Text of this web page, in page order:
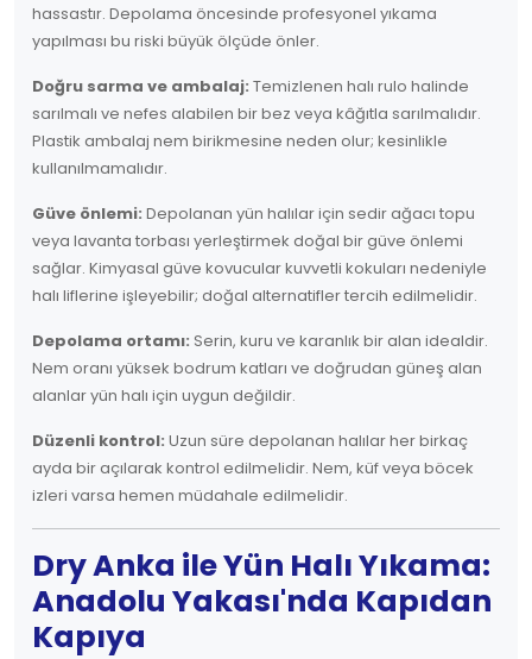
hassastır. Depolama öncesinde profesyonel yıkama
yapılması bu riski büyük ölçüde önler.
Doğru sarma ve ambalaj: Temizlenen halı rulo halinde
sarılmalı ve nefes alabilen bir bez veya kâğıtla sarılmalıdır.
Plastik ambalaj nem birikmesine neden olur; kesinlikle
kullanılmamalıdır.
Güve önlemi: Depolanan yün halılar için sedir ağacı topu
veya lavanta torbası yerleştirmek doğal bir güve önlemi
sağlar. Kimyasal güve kovucular kuvvetli kokuları nedeniyle
halı liflerine işleyebilir; doğal alternatifler tercih edilmelidir.
Depolama ortamı: Serin, kuru ve karanlık bir alan idealdir.
Nem oranı yüksek bodrum katları ve doğrudan güneş alan
alanlar yün halı için uygun değildir.
Düzenli kontrol: Uzun süre depolanan halılar her birkaç
ayda bir açılarak kontrol edilmelidir. Nem, küf veya böcek
izleri varsa hemen müdahale edilmelidir.
Dry Anka ile Yün Halı Yıkama:
Anadolu Yakası'nda Kapıdan
Kapıya